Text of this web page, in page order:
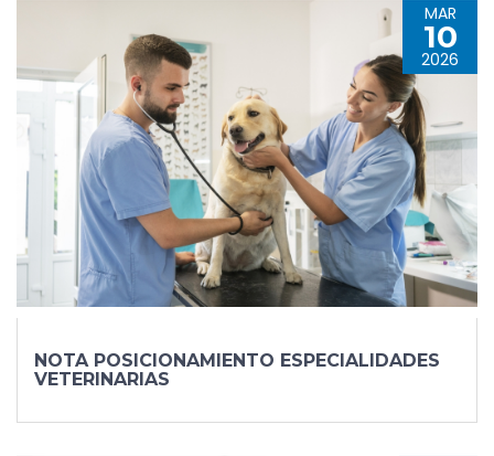
MAR
10
2026
NOTA POSICIONAMIENTO ESPECIALIDADES
VETERINARIAS